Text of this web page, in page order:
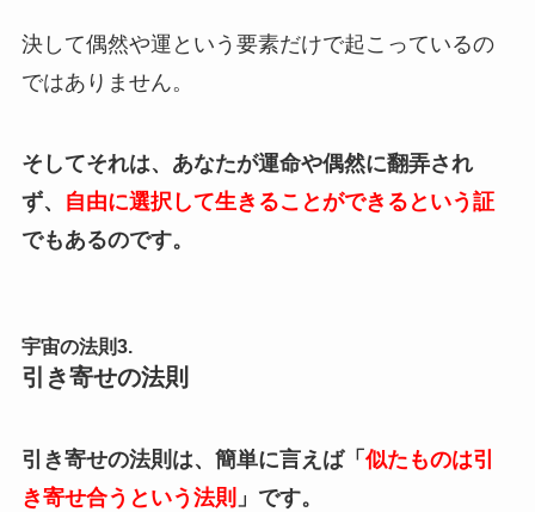
決して偶然や運という要素だけで起こっているの
ではありません。
そしてそれは、あなたが運命や偶然に翻弄され
ず、
自由に選択して生きることができるという証
でもあるのです。
宇宙の法則3.
引き寄せの法則
引き寄せの法則は、簡単に言えば「 似たものは引
き寄せ合うという法則 」です。